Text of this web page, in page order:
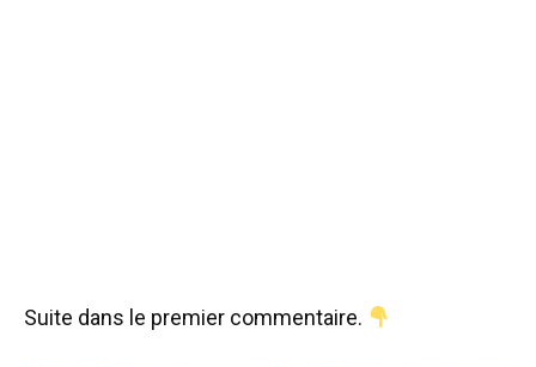
Suite dans le premier commentaire.